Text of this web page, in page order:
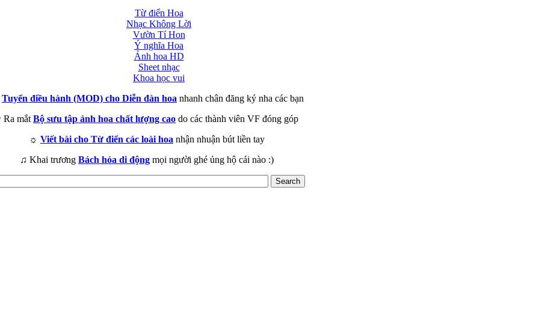
Từ điển Hoa
Nhạc Không Lời
Vườn Tí Hon
Ý nghĩa Hoa
Ảnh hoa HD
Sheet nhạc
Khoa học vui
Tuyển điều hành (MOD) cho Diễn đàn hoa nhanh chân đăng ký nha các bạn
Ra mắt Bộ sưu tập ảnh hoa chất lượng cao do các thành viên VF đóng góp
☼ Viết bài cho Từ điển các loài hoa nhận nhuận bút liền tay
♫ Khai trương Bách hóa di động mọi người ghé ủng hộ cái nào :)